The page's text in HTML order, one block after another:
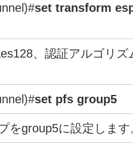
set transform
、認証アルゴリ
set pfs group5
をgroup5に設定します